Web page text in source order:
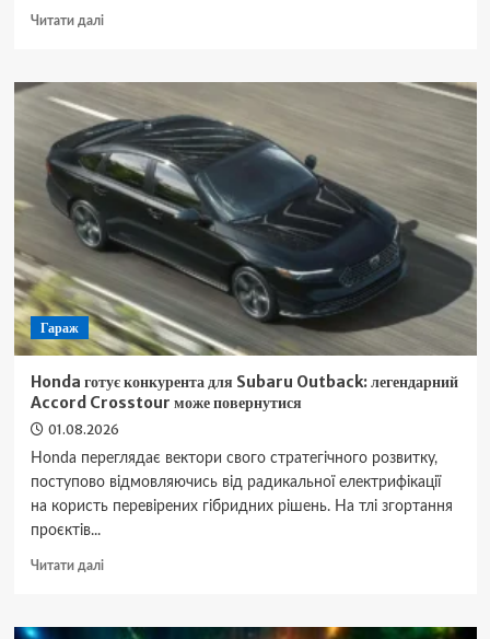
Читати даліДокладніше
паморочиться
голові:
лікарі
назвали
чотири
головні
причини
поганого
самопочуття
Гараж
Honda готує конкурента для Subaru Outback: легендарний
Accord Crosstour може повернутися
01.08.2026
Honda переглядає вектори свого стратегічного розвитку,
поступово відмовляючись від радикальної електрифікації
на користь перевірених гібридних рішень. На тлі згортання
проєктів...
Читати даліДокладніше
готує